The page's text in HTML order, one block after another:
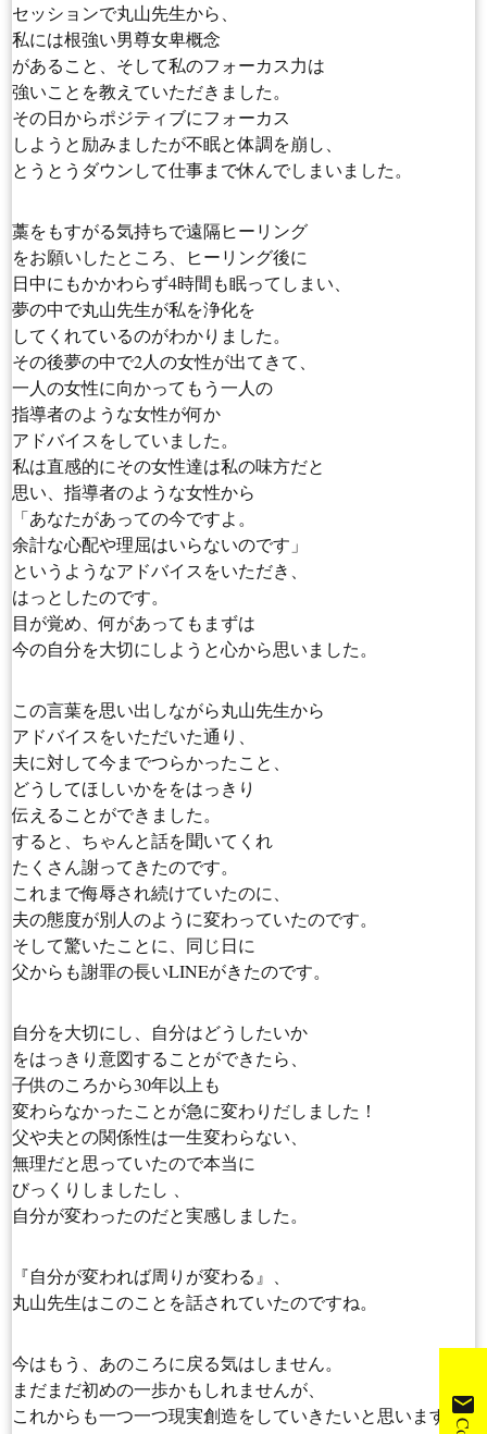
mail
セッションで丸山先生から、
私には根強い男尊女卑概念
があること、そして私のフォーカス力は
強いことを教えていただきました。
その日からポジティブにフォーカス
しようと励みましたが不眠と体調を崩し、
とうとうダウンして仕事まで休んでしまいました。
藁をもすがる気持ちで遠隔ヒーリング
をお願いしたところ、ヒーリング後に
日中にもかかわらず4時間も眠ってしまい、
夢の中で丸山先生が私を浄化を
してくれているのがわかりました。
その後夢の中で2人の女性が出てきて、
一人の女性に向かってもう一人の
指導者のような女性が何か
アドバイスをしていました。
私は直感的にその女性達は私の味方だと
思い、指導者のような女性から
「あなたがあっての今ですよ。
余計な心配や理屈はいらないのです」
というようなアドバイスをいただき、
はっとしたのです。
目が覚め、何があってもまずは
今の自分を大切にしようと心から思いました。
この言葉を思い出しながら丸山先生から
アドバイスをいただいた通り、
夫に対して今までつらかったこと、
どうしてほしいかををはっきり
伝えることができました。
すると、ちゃんと話を聞いてくれ
たくさん謝ってきたのです。
これまで侮辱され続けていたのに、
夫の態度が別人のように変わっていたのです。
そして驚いたことに、同じ日に
父からも謝罪の長いLINEがきたのです。
自分を大切にし、自分はどうしたいか
をはっきり意図することができたら、
子供のころから30年以上も
変わらなかったことが急に変わりだしました！
父や夫との関係性は一生変わらない、
無理だと思っていたので本当に
びっくりしましたし 、
自分が変わったのだと実感しました。
『自分が変われば周りが変わる』、
丸山先生はこのことを話されていたのですね。
今はもう、あのころに戻る気はしません。
まだまだ初めの一歩かもしれませんが、
これからも一つ一つ現実創造をしていきたいと思います。